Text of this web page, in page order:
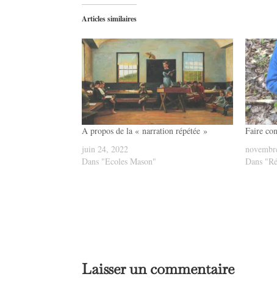
Articles similaires
A propos de la « narration répétée »
juin 24, 2022
Dans "Ecoles Mason"
Faire
Dans
Laisser un commentaire